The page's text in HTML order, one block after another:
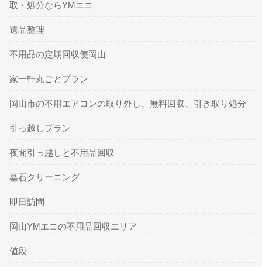
取・処分ならYMエコ
遺品整理
不用品の定期回収便岡山
家一軒丸ごとプラン
岡山市の不用エアコンの取り外し、無料回収、引き取り処分
引っ越しプラン
夜間引っ越しと不用品回収
墓石クリーニング
即日訪問
岡山YMエコの不用品回収エリア
値段